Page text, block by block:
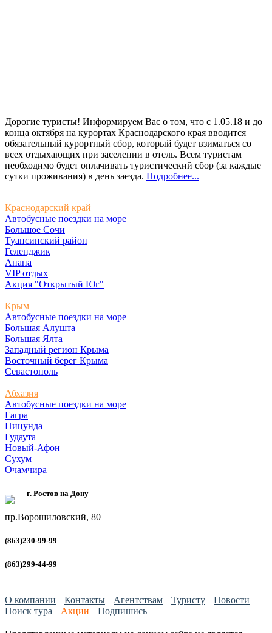
Дорогие туристы! Информируем Вас о том, что с 1.05.18 и до
конца октября на курортах Краснодарского края вводится
обязательный курортный сбор, который будет взиматься со
всех отдыхающих при заселении в отель. Всем туристам
необходимо будет оплачивать туристический сбор (за каждые
сутки проживания) в день заезда. Подробнее...
Краснодарский край
Автобусные поездки на море
Большое Сочи
Туапсинский район
Геленджик
Анапа
VIP отдых
Акция "Открытый Юг"
Крым
Автобусные поездки на море
Большая Алушта
Большая Ялта
Западный регион Крыма
Восточный берег Крыма
Севастополь
Абхазия
Автобусные поездки на море
Гагра
Пицунда
Гудаута
Новый-Афон
Сухум
Очамчира
г. Ростов на Дону
пр.Ворошиловский, 80
(863)230-99-99
(863)299-44-99
О компании Контакты Агентствам Туристу
Новости
Поиск тура
Акции Подпишись